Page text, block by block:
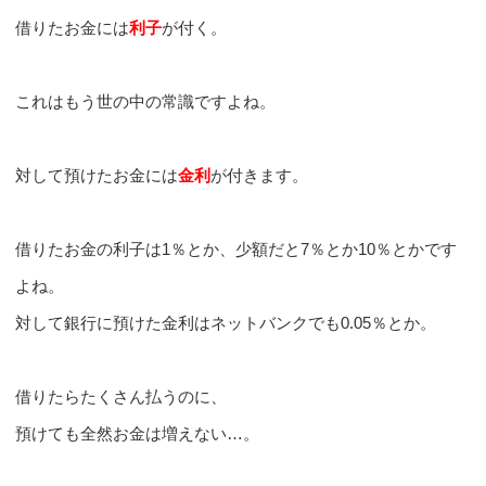
借りたお金には利子が付く。
これはもう世の中の常識ですよね。
対して預けたお金には金利 が付きます。
借りたお金の利子は1％とか、少額だと7％とか10％とかです
よね。
対して銀行に預けた金利はネットバンクでも0.05％とか。
借りたらたくさん払うのに、
預けても全然お金は増えない…。